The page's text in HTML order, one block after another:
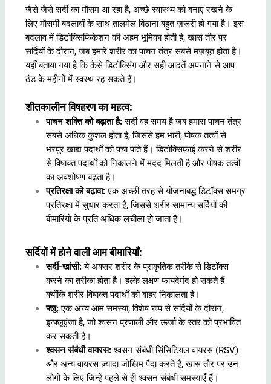
जैसे-जैसे सर्दी का मौसम आ रहा है, अच्छे स्वास्थ्य को बनाए रखने के
लिए मौसमी बदलावों के साथ तालमेल बिठाना बहुत ज़रूरी हो गया है। इस
बदलाव में डिटॉक्सिफिकेशन की अहम भूमिका होती है, खास तौर पर
सर्दियों के दौरान, जब हमारे शरीर का पाचन तंत्र सबसे मज़बूत होता है।
यहाँ बताया गया है कि कैसे डिटॉक्सिंग और सही आदतें अपनाने से आप
ठंड के महीनों में स्वस्थ रह सकते हैं।
शीतकालीन विषहरण का महत्व:
पाचन शक्ति को बढ़ाता है:सर्दी वह समय है जब हमारा पाचन तंत्र
सबसे अधिक कुशल होता है, जिससे हम भारी, पोषक तत्वों से
भरपूर खाद्य पदार्थों को पचा पाते हैं। डिटॉक्सिफ़ाई करने से शरीर
से विषाक्त पदार्थों को निकालने में मदद मिलती है और पोषक तत्वों
का अवशोषण बढ़ता है।
प्रतिरक्षा को बढ़ावा:एक अच्छी तरह से योजनाबद्ध डिटॉक्स समग्र
प्रतिरक्षा में सुधार करता है, जिससे शरीर सामान्य सर्दियों की
बीमारियों के प्रति अधिक लचीला हो जाता है।
सर्दियों में होने वाली आम बीमारियाँ:
सर्दी-खांसी:ये अक्सर शरीर के प्राकृतिक तरीके से डिटॉक्स
करने का तरीका होता है। हल्के लक्षण फायदेमंद हो सकते हैं
क्योंकि शरीर विषाक्त पदार्थों को बाहर निकालता है।
फ्लू:एक अन्य आम समस्या, विशेष रूप से सर्दियों के दौरान,
इन्फ्लूएंजा है, जो श्वसन प्रणाली और ऊर्जा के स्तर को प्रभावित
कर सकती है।
श्वसन संबंधी वायरस:श्वसन संबंधी सिंसिटियल वायरस (RSV)
और अन्य वायरस ज़्यादा जोखिम पैदा करते हैं, खास तौर पर उन
लोगों के लिए जिन्हें पहले से ही श्वसन संबंधी समस्याएँ हैं।